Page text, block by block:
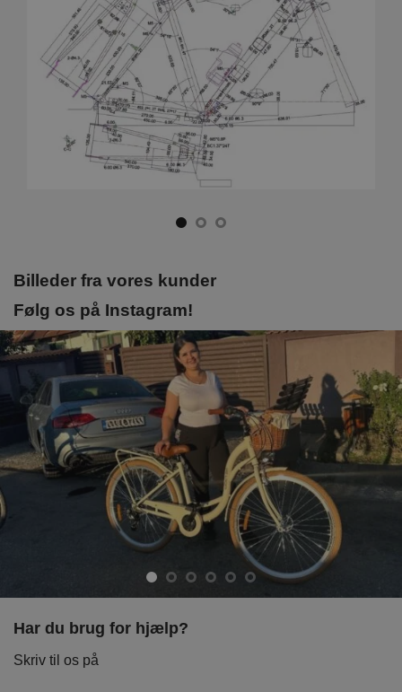
Billeder fra vores kunder
Følg os på Instagram!
Har du brug for hjælp?
Skriv til os på